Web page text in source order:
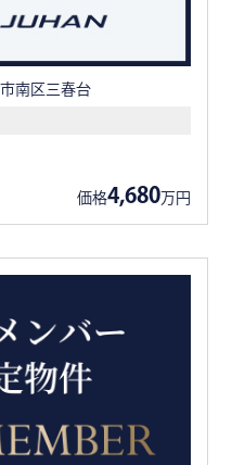
南区三春台
価格4,680万円